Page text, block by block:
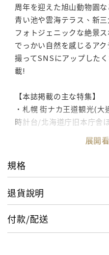
周年を迎えた旭山動物園
青い池や雲海テラス、新
フォトジェニックな絶景
でっかい自然を感じるア
撮ってSNSにアップした
載!
【本誌掲載の主な特集】
・札幌 街ナカ王道観光(
時計台/北海道庁旧本庁舎
・JR札幌駅/札幌地下街活
・もいわ山で夜景鑑賞
・札幌グルメグランプリ(
ーメン/ジンギスカン/スー
・小樽港町さんぽ
・堺町通りショッピング
展開
規格
退貨說明
付款/配送